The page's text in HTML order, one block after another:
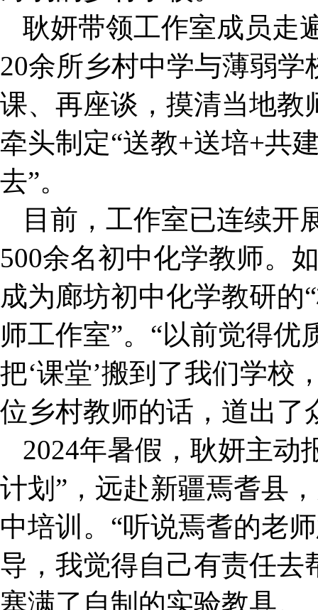
耿妍带领工作室成员走
20余所乡村中学与薄弱
课、再座谈，摸清当地教
牵头制定“送教+送培+共
去”。
目前，工作室已连续开
500余名初中化学教师。
成为廊坊初中化学教研的
师工作室”。“以前觉得
把‘课堂’搬到了我们学校
位乡村教师的话，道出了
2024年暑假，耿妍主动
计划”，远赴新疆焉耆县
中培训。“听说焉耆的老
导，我觉得自己有责任去
塞满了自制的实验教具。